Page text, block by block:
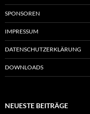
SPONSOREN
IMPRESSUM
DATENSCHUTZERKLÄRUNG
DOWNLOADS
NEUESTE BEITRÄGE